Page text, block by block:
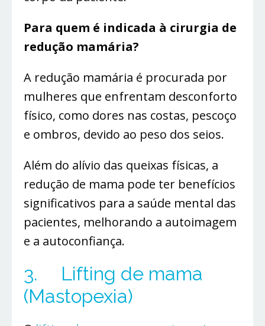
Para quem é indicada à cirurgia de
redução mamária?
A redução mamária é procurada por
mulheres que enfrentam desconforto
físico, como dores nas costas, pescoço
e ombros, devido ao peso dos seios.
Além do alívio das queixas físicas, a
redução de mama pode ter benefícios
significativos para a saúde mental das
pacientes, melhorando a autoimagem
e a autoconfiança.
3. Lifting de mama
(Mastopexia)